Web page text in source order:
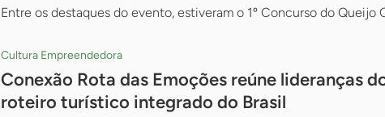
Entre os destaques do evento, estiveram o 1º Concurso do Queijo
Cultura Empreendedora
Conexão Rota das Emoções reúne lideranças
roteiro turístico integrado do Brasil